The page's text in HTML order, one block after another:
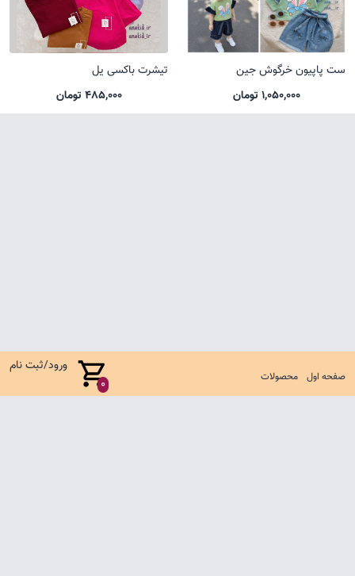
صفحه اول محصولات 0
ورود/ثبت نام
ست پاپیون خرگوش جین
1,050,000 تومان
تیشرت باکسی یل
485,000 تومان